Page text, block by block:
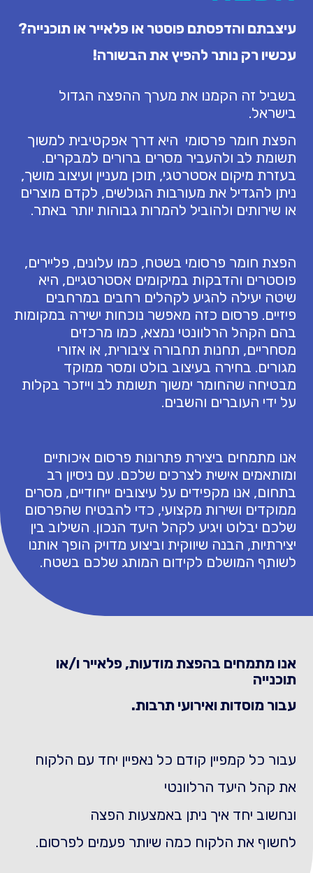
עיצבתם והדפסתם פוסטר או פלאייר או תוכנייה?
עכשיו רק נותר להפיץ את הבשורה!
בשביל זה הקמנו את מערך ההפצה הגדול
בישראל.
הפצת חומר פרסומי היא דרך אפקטיבית למשוך
תשומת לב ולהעביר מסרים ברורים למבקרים.
בעזרת מיקום אסטרטגי, תוכן מעניין ועיצוב מושך,
ניתן להגדיל את מעורבות הגולשים, לקדם מוצרים
או שירותים ולהוביל להמרות גבוהות יותר באתר.
הפצת חומר פרסומי בשטח, כמו עלונים, פליירים,
פוסטרים והדבקות במיקומים אסטרטגיים, היא
שיטה יעילה להגיע לקהלים רחבים במרחבים
פיזיים. פרסום כזה מאפשר נוכחות ישירה במקומות
בהם הקהל הרלוונטי נמצא, כמו מרכזים
מסחריים, תחנות תחבורה ציבורית, או אזורי
מגורים. בחירה בעיצוב בולט ומסר ממוקד
מבטיחה שהחומר ימשוך תשומת לב וייזכר בקלות
על ידי העוברים והשבים.
אנו מתמחים ביצירת פתרונות פרסום איכותיים
ומותאמים אישית לצרכים שלכם. עם ניסיון רב
בתחום, אנו מקפידים על עיצובים ייחודיים, מסרים
ממוקדים ושירות מקצועי, כדי להבטיח שהפרסום
שלכם יבלוט ויגיע לקהל היעד הנכון. השילוב בין
יצירתיות, הבנה שיווקית וביצוע מדויק הופך אותנו
לשותף המושלם לקידום המותג שלכם בשטח.
אנו מתמחים בהפצת מודעות, פלאייר ו/או
תוכנייה
עבור מוסדות ואירועי תרבות.
עבור כל קמפיין קודם כל נאפיין יחד עם הלקוח
את קהל היעד הרלוונטי
ונחשוב יחד איך ניתן באמצעות הפצה
לחשוף את הלקוח כמה שיותר פעמים לפרסום.